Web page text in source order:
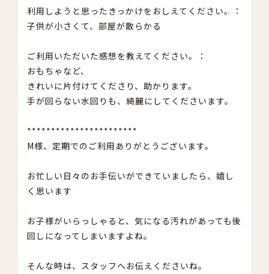
利用しようと思ったきっかけをおしえてください。：
子供が小さくて、部屋が散らかる
ご利用いただいた感想を教えてください。：
おもちゃなど、
きれいに片付けてくださり、助かります。
手が回らない水回りも、綺麗にしてくださいます。
***********************
M様、定期でのご利用ありがとうございます。
お忙しい日々のお手伝いができていましたら、嬉し
く思います
お子様がいらっしゃると、気になる汚れがあっても後
回しになってしまいますよね。
そんな時は、スタッフへお伝えくださいね。